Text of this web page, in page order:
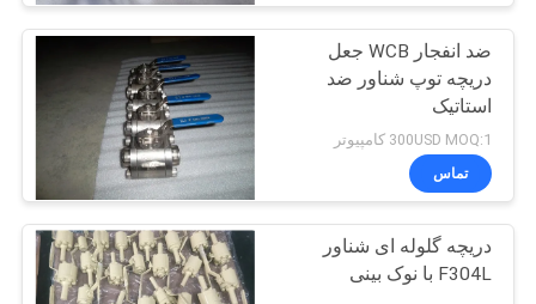
دریچه کنترل جریان
مایع
13
ضد انفجار WCB جعل
دریچه توپ شناور ضد
استاتیک
300USD MOQ:1 کامپیوتر
تماس
دریچه گلوله ای شناور
F304L با نوک بینی